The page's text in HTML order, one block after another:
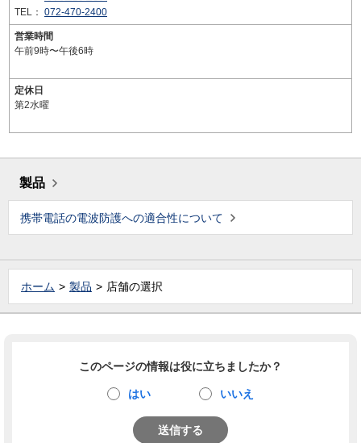
TEL： 072-470-2400
営業時間
午前9時〜午後6時
定休日
第2水曜
製品
携帯電話の電波防護への適合性について
ホーム 製品 店舗の選択
このページの情報は役に立ちましたか？
はい いいえ
送信する